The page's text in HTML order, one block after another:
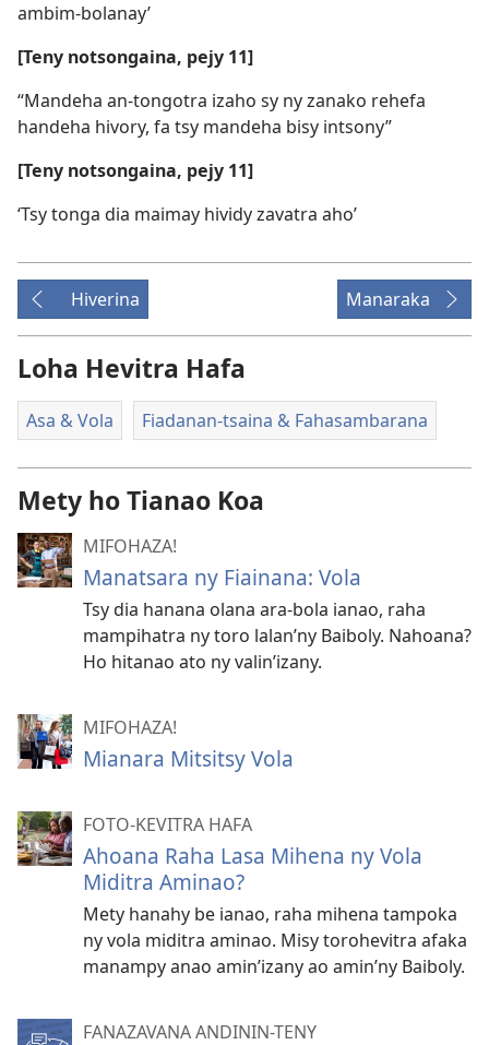
ambim-bolanay’
[Teny notsongaina, pejy 11]
“Mandeha an-tongotra izaho sy ny zanako rehefa
handeha hivory, fa tsy mandeha bisy intsony”
[Teny notsongaina, pejy 11]
‘Tsy tonga dia maimay hividy zavatra aho’
Hiverina Manaraka
Loha Hevitra Hafa
Asa & Vola Fiadanan-tsaina & Fahasambarana
Mety ho Tianao Koa
MIFOHAZA!
Manatsara ny Fiainana: Vola
Tsy dia hanana olana ara-bola ianao, raha
mampihatra ny toro lalan’ny Baiboly. Nahoana?
Ho hitanao ato ny valin’izany.
MIFOHAZA!
Mianara Mitsitsy Vola
FOTO-KEVITRA HAFA
Ahoana Raha Lasa Mihena ny Vola
Miditra Aminao?
Mety hanahy be ianao, raha mihena tampoka
ny vola miditra aminao. Misy torohevitra afaka
manampy anao amin’izany ao amin’ny Baiboly.
FANAZAVANA ANDININ-TENY